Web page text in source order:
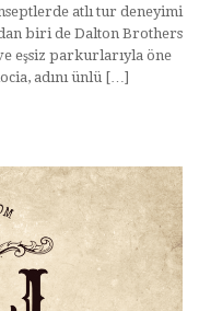
atlı tur deneyimi
biri de Dalton Brothers
eşsiz parkurlarıyla öne
adını ünlü […]